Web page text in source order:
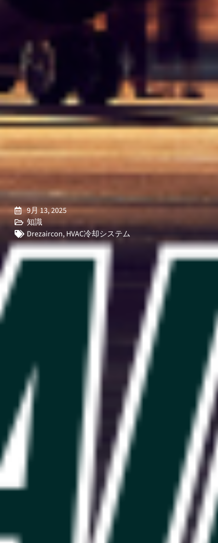
9月 13, 2025
知識
Drezaircon,HVAC冷却システム